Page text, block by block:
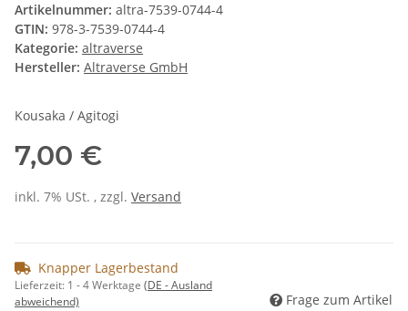
Artikelnummer: altra-7539-0744-4
GTIN: 978-3-7539-0744-4
Kategorie: altraverse
Hersteller: Altraverse GmbH
Kousaka / Agitogi
7,00 €
inkl. 7% USt. , zzgl. Versand
Knapper Lagerbestand
Lieferzeit: 1 - 4 Werktage (DE - Ausland
abweichend)
Frage zum Artikel